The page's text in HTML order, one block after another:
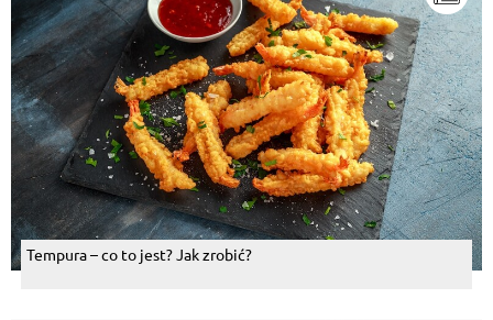
Tempura – co to jest? Jak zrobić?